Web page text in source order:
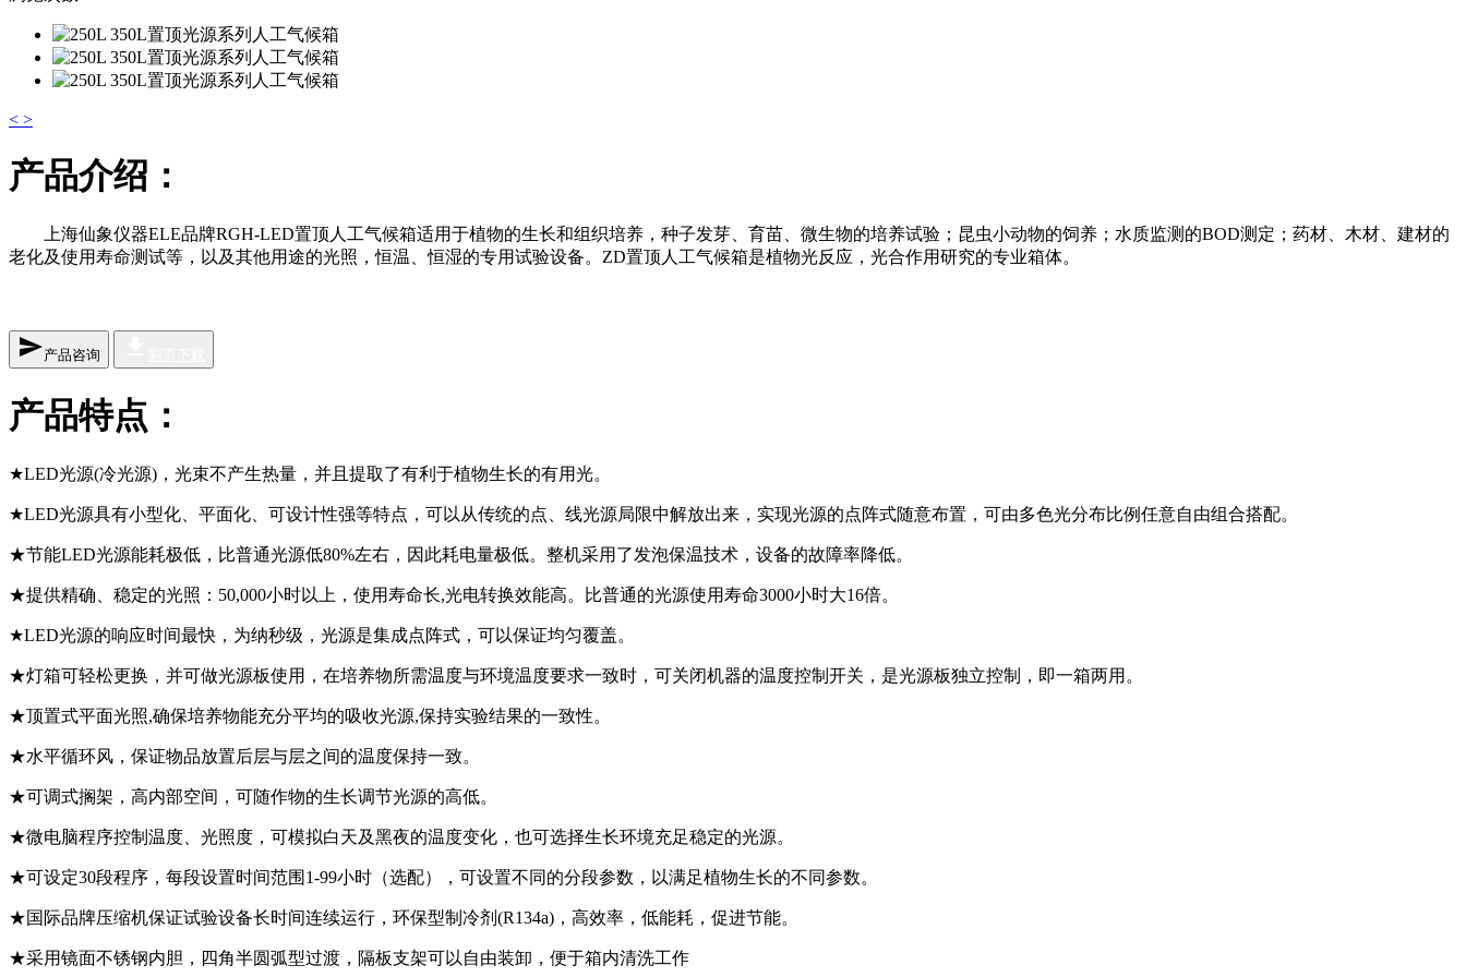
< >
产品介绍：
上海仙象仪器ELE品牌RGH-LED置顶人工气候箱适用于植物的生长和组织培养，种子发芽、育苗、微生物的培养试验；昆虫小动物的饲养；水质监测的BOD测定；药材、木材、建材的
老化及使用寿命测试等，以及其他用途的光照，恒温、恒湿的专用试验设备。ZD置顶人工气候箱是植物光反应，光合作用研究的专业箱体。
send产品咨询
产品特点：
★LED光源(冷光源)，光束不产生热量，并且提取了有利于植物生长的有用光。
★LED光源具有小型化、平面化、可设计性强等特点，可以从传统的点、线光源局限中解放出来，实现光源的点阵式随意布置，可由多色光分布比例任意自由组合搭配。
★节能LED光源能耗极低，比普通光源低80%左右，因此耗电量极低。整机采用了发泡保温技术，设备的故障率降低。
★提供精确、稳定的光照：50,000小时以上，使用寿命长,光电转换效能高。比普通的光源使用寿命3000小时大16倍。
★LED光源的响应时间最快，为纳秒级，光源是集成点阵式，可以保证均匀覆盖。
★灯箱可轻松更换，并可做光源板使用，在培养物所需温度与环境温度要求一致时，可关闭机器的温度控制开关，是光源板独立控制，即一箱两用。
★顶置式平面光照,确保培养物能充分平均的吸收光源,保持实验结果的一致性。
★水平循环风，保证物品放置后层与层之间的温度保持一致。
★可调式搁架，高内部空间，可随作物的生长调节光源的高低。
★微电脑程序控制温度、光照度，可模拟白天及黑夜的温度变化，也可选择生长环境充足稳定的光源。
★可设定30段程序，每段设置时间范围1-99小时（选配），可设置不同的分段参数，以满足植物生长的不同参数。
★国际品牌压缩机保证试验设备长时间连续运行，环保型制冷剂(R134a)，高效率，低能耗，促进节能。
★采用镜面不锈钢内胆，四角半圆弧型过渡，隔板支架可以自由装卸，便于箱内清洗工作